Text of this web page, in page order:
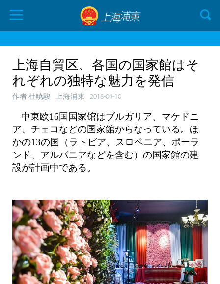
上海自貿区、各国の国家館はそ
れぞれの独特な魅力を発信
作者 杜暁駿 上海浦東 2018-04-10
中東欧16国国家馆はブルガリア、マケドニ
ア、チェコなどの国家館からなっている。ほ
かの13の国（ラトビア、スロベニア、ポーラ
ンド、アルバニアなどを含む）の国家館の建
設が計画中である。